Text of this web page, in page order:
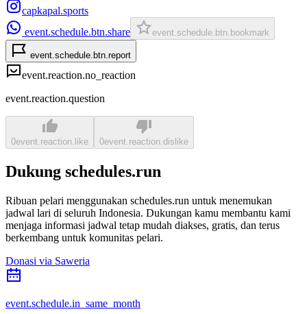
capkapal.sports
event.schedule.btn.share
event.schedule.btn.bookmark
event.schedule.btn.report
event.reaction.no_reaction
event.reaction.question
0event.reaction.like 0event.reaction.dislike
Dukung schedules.run
Ribuan pelari menggunakan schedules.run untuk menemukan
jadwal lari di seluruh Indonesia. Dukungan kamu membantu kami
menjaga informasi jadwal tetap mudah diakses, gratis, dan terus
berkembang untuk komunitas pelari.
Donasi via Saweria
event.schedule.in_same_month